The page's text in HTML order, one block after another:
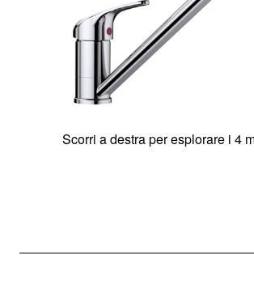
Scorri a destra per esplorare i 4